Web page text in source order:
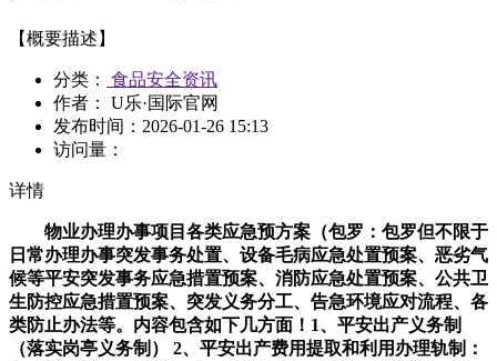
【概要描述】
分类：
食品安全资讯
作者： U乐·国际官网
发布时间： 2026-01-26 15:13
访问量：
详情
物业办理办事项目各类应急预方案（包罗：包罗但不限于
日常办理办事突发事务处置、设备毛病应急处置预案、恶劣气
候等平安突发事务应急措置预案、消防应急处置预案、公共卫
生防控应急措置预案、突发义务分工、告急环境应对流程、各
类防止办法等。内容包含如下几方面！1、平安出产义务制
（落实岗亭义务制） 2、平安出产费用提取和利用办理轨制：